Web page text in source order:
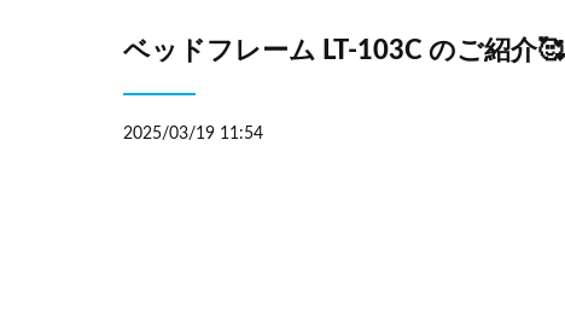
ベッドフレーム LT-103C のご紹介🥰
2025/03/19 11:54